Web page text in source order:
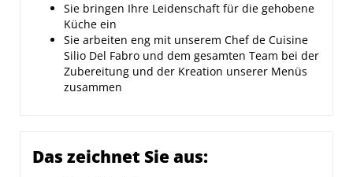
Sie bringen Ihre Leidenschaft für die gehobene
Küche ein
Sie arbeiten eng mit unserem Chef de Cuisine
Silio Del Fabro und dem gesamten Team bei der
Zubereitung und der Kreation unserer Menüs
zusammen
Das zeichnet Sie aus: